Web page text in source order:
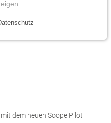
Leben
und
(Darm, Pankreas)
Arbeitssicherheit und
Zentren
dem neuen Scope Pilot
grundlegende
Funktion